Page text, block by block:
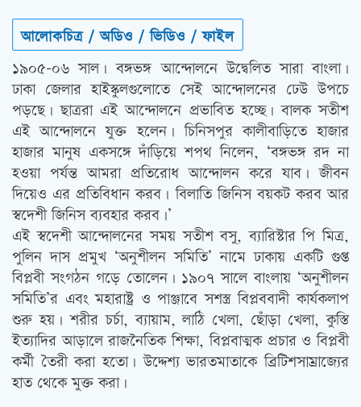
আলোকচিত্র / অডিও / ভিডিও / ফাইল
১৯০৫-০৬ সাল। বঙ্গভঙ্গ আন্দোলনে উদ্বেলিত সারা বাংলা।
ঢাকা জেলার হাইস্কুলগুলোতে সেই আন্দোলনের ঢেউ উপচে
পড়ছে। ছাত্ররা এই আন্দোলনে প্রভাবিত হচ্ছে। বালক সতীশ
এই আন্দোলনে যুক্ত হলেন। চিনিসপুর কালীবাড়িতে হাজার
হাজার মানুষ একসঙ্গে দাঁড়িয়ে শপথ নিলেন, ‘বঙ্গভঙ্গ রদ না
হওয়া পর্যন্ত আমরা প্রতিরোধ আন্দোলন করে যাব। জীবন
দিয়েও এর প্রতিবিধান করব। বিলাতি জিনিস বয়কট করব আর
স্বদেশী জিনিস ব্যবহার করব।’
এই স্বদেশী আন্দোলনের সময় সতীশ বসু, ব্যারিস্টার পি মিত্র,
পুলিন দাস প্রমুখ ‘অনুশীলন সমিতি’ নামে ঢাকায় একটি গুপ্ত
বিপ্লবী সংগঠন গড়ে তোলেন। ১৯০৭ সালে বাংলায় ‘অনুশীলন
সমিতি’র এবং মহারাষ্ট্র ও পাঞ্জাবে সশস্ত্র বিপ্লববাদী কার্যকলাপ
শুরু হয়। শরীর চর্চা, ব্যায়াম, লাঠি খেলা, ছোঁড়া খেলা, কুস্তি
ইত্যাদির আড়ালে রাজনৈতিক শিক্ষা, বিপ্লবাত্মক প্রচার ও বিপ্লবী
কর্মী তৈরী করা হতো। উদ্দেশ্য ভারতমাতাকে ব্রিটিশসাম্রাজ্যের
হাত থেকে মুক্ত করা।